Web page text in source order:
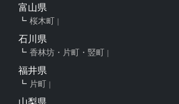
富山県
桜木町
石川県
香林坊・片町・竪町
福井県
片町